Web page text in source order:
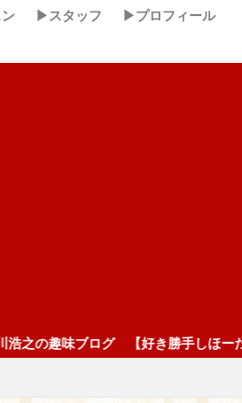
▶スタッフ
▶プロフィール
グ 【好き勝手しほーだい！】 ここク